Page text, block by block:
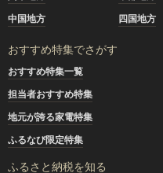
中国地方
四国地方
おすすめ特集でさがす
おすすめ特集一覧
担当者おすすめ特集
地元が誇る家電特集
ふるなび限定特集
ふるさと納税を知る